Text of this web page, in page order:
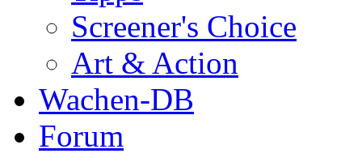
Screener's Choice
Art & Action
Wachen-DB
Forum